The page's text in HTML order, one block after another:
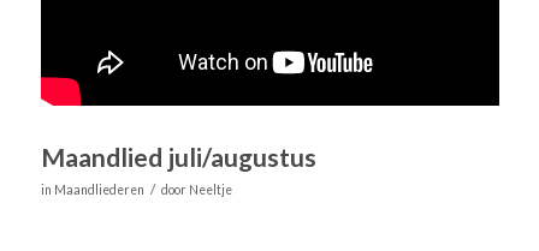
Maandlied juli/augustus
in Maandliederen / door Neeltje